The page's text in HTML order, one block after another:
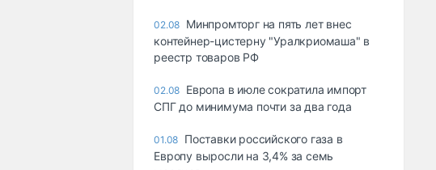
02.08 Минпромторг на пять лет внес
контейнер-цистерну "Уралкриомаша" в
реестр товаров РФ
02.08 Европа в июле сократила импорт
СПГ до минимума почти за два года
01.08 Поставки российского газа в
Европу выросли на 3,4% за семь